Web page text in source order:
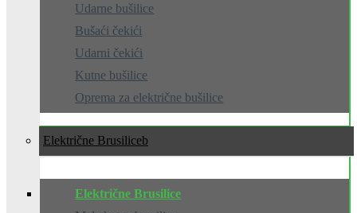
Udarne bušilice
Bušaći čekići
Udarni čekići
Kutne bušilice
Oprema za električne bušilice
Električne Brusilice
Električne Brusilice